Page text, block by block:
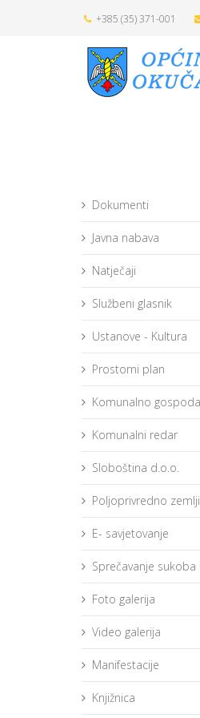
+385 (35) 371-001
Dokumenti
Javna nabava
Natječaji
Službeni glasnik
Ustanove - Kultura
Prostorni plan
Komunalno
Komunalni redar
Sloboština d.o.o.
Poljoprivredno
E- savjetovanje
Sprečavanje sukoba
Foto galerija
Video galerija
Manifestacije
Knjižnica